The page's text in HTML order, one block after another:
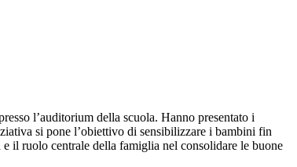
l’auditorium della scuola. Hanno presentato i
si pone l’obiettivo di sensibilizzare i bambini fin
il ruolo centrale della famiglia nel consolidare le buone